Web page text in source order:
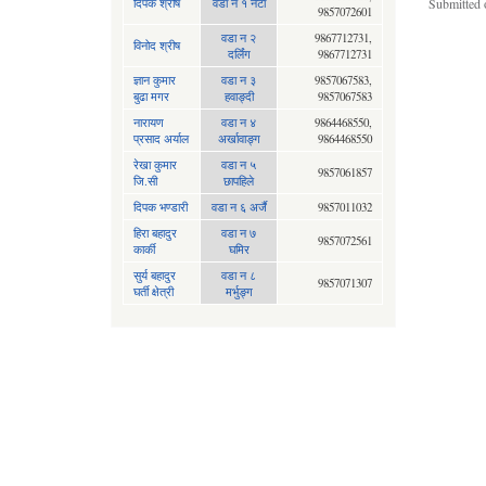
9857072601
विनोद श्रीष
वडा न २
दर्लिंग
9867712731,
9867712731
ज्ञान कुमार
बुढा मगर
वडा न ३
हवाङ्दी
9857067583,
9857067583
नारायण
प्रसाद अर्याल
वडा न‍ ४
अर्खावाङ्ग
9864468550,
9864468550
रेखा कुमार
जि.सी
वडा न ५
छापहिले
9857061857
दिपक भण्डारी वडा न ६ अर्जै
9857011032
हिरा बहादुर
कार्की
वडा न ७
घमिर
9857072561
सुर्य बहादुर
घर्ती क्षेत्री
वडा न ८
मर्भुङ्ग
9857071307